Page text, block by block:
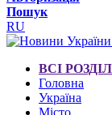
Пошук
RU
ВСІ
Головна
Україна
Місто